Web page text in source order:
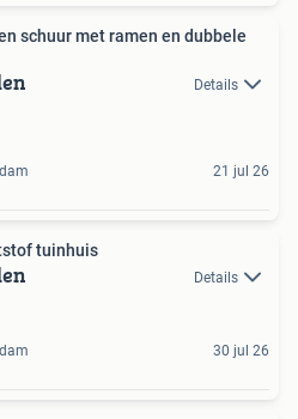
schuur met ramen en dubbele
Details
21 jul 26
tuinhuis
Details
30 jul 26